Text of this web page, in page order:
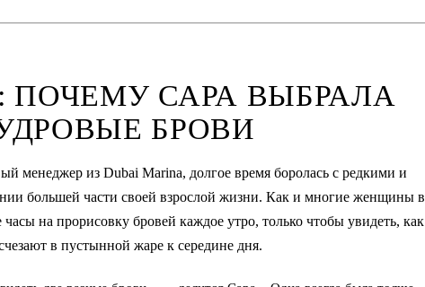
ПОЧЕМУ САРА ВЫБРАЛА
БРОВИ
менеджер из Dubai Marina, долгое время боролась с редкими и
большей части своей взрослой жизни. Как и многие женщины в
на прорисовку бровей каждое утро, только чтобы увидеть, как
в пустынной жаре к середине дня.